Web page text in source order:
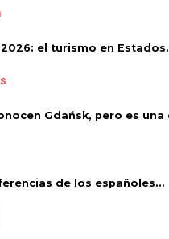
el turismo en
Gdańsk, pero es una
de los españoles...